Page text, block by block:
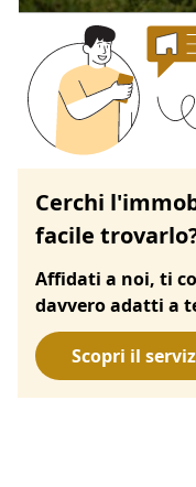
Cerchi
facile
Affidati a noi, ti
davvero adatti a
Scopri il